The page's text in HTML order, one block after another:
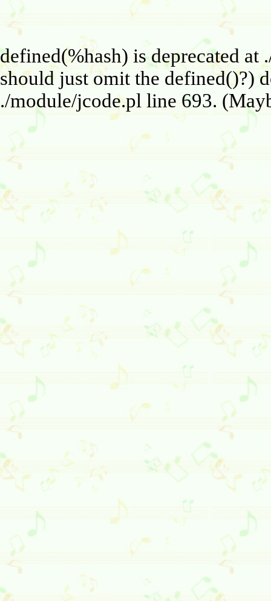
defined(%hash) is deprecated
should just omit the defined()?)
./module/jcode.pl line 693.